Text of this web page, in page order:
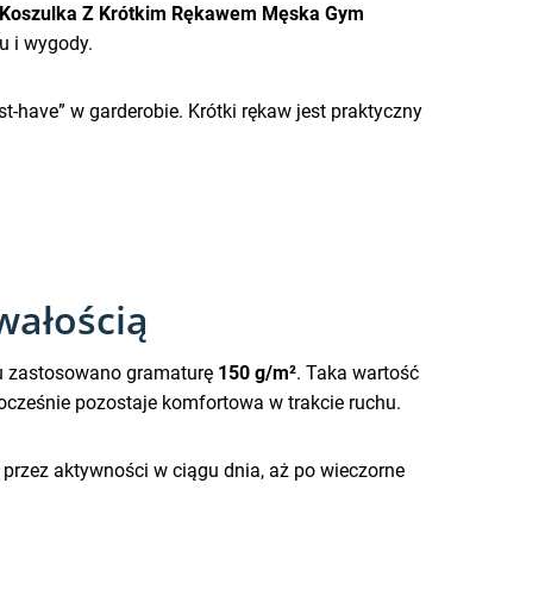
Z Krótkim Rękawem Męska Gym
i wygody.
have” w garderobie. Krótki rękaw jest praktyczny
zastosowano gramaturę 150 g/m². Taka wartość
pozostaje komfortowa w trakcie ruchu.
aktywności w ciągu dnia, aż po wieczorne